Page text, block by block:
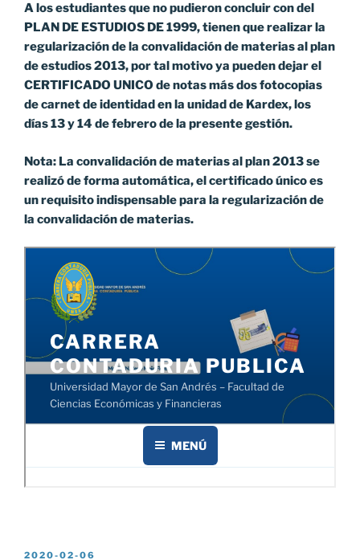
A los estudiantes que no pudieron concluir con del
PLAN DE ESTUDIOS DE 1999, tienen que realizar la
regularización de la convalidación de materias al plan
de estudios 2013, por tal motivo ya pueden dejar el
CERTIFICADO UNICO de notas más dos fotocopias
de carnet de identidad en la unidad de Kardex, los
días 13 y 14 de febrero de la presente gestión.
Nota: La convalidación de materias al plan 2013 se
realizó de forma automática, el certificado único es
un requisito indispensable para la regularización de
la convalidación de materias.
PUBLICADO
2020-02-06